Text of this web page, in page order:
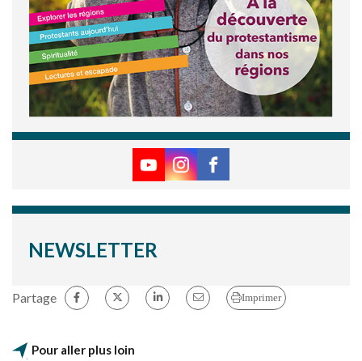
NEWSLETTER
Partage Imprimer
Pour aller plus loin